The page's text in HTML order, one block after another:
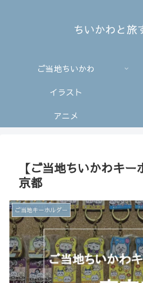
ちいかわと旅
ご当地ちいかわ
イラスト
アニメ
【ご当地ちいかわキ
京都
ご当地キーホルダー